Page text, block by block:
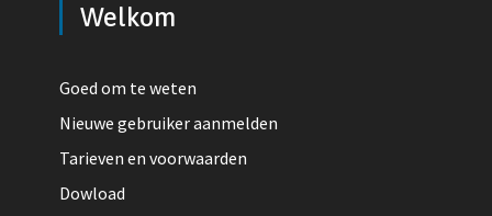
Welkom
Goed om te weten
Nieuwe gebruiker aanmelden
Tarieven en voorwaarden
Dowload